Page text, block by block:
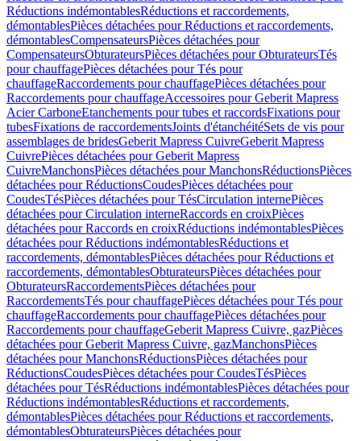
Réductions indémontablesRéductions et raccordements,
démontablesPièces détachées pour Réductions et raccordements,
démontablesCompensateursPièces détachées pour
CompensateursObturateursPièces détachées pour ObturateursTés
pour chauffagePièces détachées pour Tés pour
chauffageRaccordements pour chauffagePièces détachées pour
Raccordements pour chauffageAccessoires pour Geberit Mapress
Acier CarboneEtanchements pour tubes et raccordsFixations pour
tubesFixations de raccordementsJoints d'étanchéitéSets de vis pour
assemblages de bridesGeberit Mapress CuivreGeberit Mapress
CuivrePièces détachées pour Geberit Mapress
CuivreManchonsPièces détachées pour ManchonsRéductionsPièces
détachées pour RéductionsCoudesPièces détachées pour
CoudesTésPièces détachées pour TésCirculation internePièces
détachées pour Circulation interneRaccords en croixPièces
détachées pour Raccords en croixRéductions indémontablesPièces
détachées pour Réductions indémontablesRéductions et
raccordements, démontablesPièces détachées pour Réductions et
raccordements, démontablesObturateursPièces détachées pour
ObturateursRaccordementsPièces détachées pour
RaccordementsTés pour chauffagePièces détachées pour Tés pour
chauffageRaccordements pour chauffagePièces détachées pour
Raccordements pour chauffageGeberit Mapress Cuivre, gazPièces
détachées pour Geberit Mapress Cuivre, gazManchonsPièces
détachées pour ManchonsRéductionsPièces détachées pour
RéductionsCoudesPièces détachées pour CoudesTésPièces
détachées pour TésRéductions indémontablesPièces détachées pour
Réductions indémontablesRéductions et raccordements,
démontablesPièces détachées pour Réductions et raccordements,
démontablesObturateursPièces détachées pour